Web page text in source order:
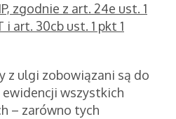
zgodnie z art. 24e ust. 1
i art. 30cb ust. 1 pkt 1
z ulgi zobowiązani są do
wszystkich
– zarówno tych